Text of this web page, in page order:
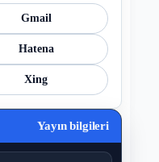
Gmail
Hatena
Xing
Yayın bilgileri